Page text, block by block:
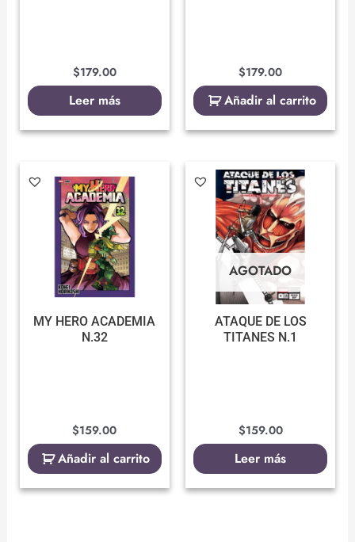
$179.00
Leer más
$179.00
Añadir al carrito
MY HERO ACADEMIA
N.32
$159.00
Añadir al carrito
AGOTADO
ATAQUE DE LOS
TITANES N.1
$159.00
Leer más